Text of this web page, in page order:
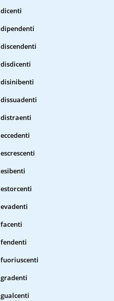
dicenti
dipendenti
discendenti
disdicenti
disinibenti
dissuadenti
distraenti
eccedenti
escrescenti
esibenti
estorcenti
evadenti
facenti
fendenti
fuoriuscenti
gradenti
gualcenti